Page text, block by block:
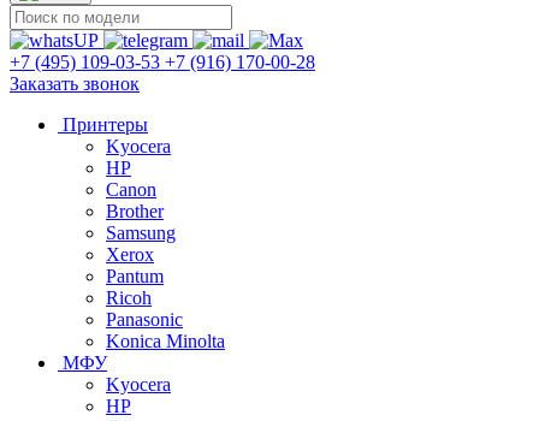
+7 (495) 109-03-53 +7 (916) 170-00-28
Заказать звонок
Принтеры
Kyocera
HP
Canon
Brother
Samsung
Xerox
Pantum
Ricoh
Panasonic
Konica Minolta
МФУ
Kyocera
HP